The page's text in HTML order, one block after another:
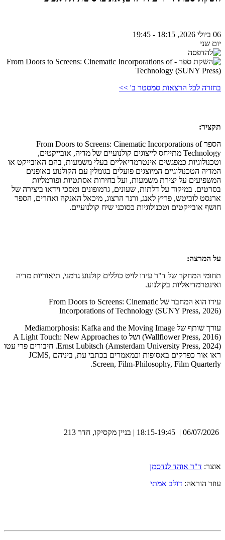
06 ביולי 2026, 18:15 - 19:45
יום שני
בחזרה לכל הרצאות סמסטר ב' >>
תקציר:
הספר From Doors to Screens: Cinematic Incorporations of
Technology מתייחס לייצוגים קולנועיים של מדיה, אובייקטים,
וטכנולוגיות כמפגשים אינטרמדיאליים בעלי משמעות, בהם האובייקט או
המדיה הטכנולוגיים המיוצגים פועלים בגומלין עם הקולנוע באופנים
המשפיעים על יצירת משמעות, ועל בחירות אסתטיות ופורמליות
בסרטים. במיקוד על דלתות, שעונים, גרמופונים ומסכי וידאו ביצירה של
ארנסט לוביטש, פריץ לאנג, ורנר הרצוג, מיכאל האנקה ואחרים, הספר
חושף אובייקטים וטכנולוגיות כסוכני שיח קולנועיים.
על המרצה:
תחומי המחקר של ד"ר עידו לויט כוללים קולנוע גרמני, תיאוריות מדיה
ואינטרמדיאליות בקולנוע.
עידו הוא המחבר של From Doors to Screens: Cinematic
Incorporations of Technology (SUNY Press, 2026)
עורך שותף של Mediamorphosis: Kafka and the Moving Image
(Wallflower Press, 2016) ושל A Light Touch: New Approaches to
Ernst Lubitsch (Amsterdam University Press, 2024). חיבורים פרי עטו
ראו אור כפרקים באסופות וכמאמרים בכתבי עת, ביניהם JCMS,
Screen, Film-Philosophy, Film Quarterly.
אוצר: ד"ר אוהד לנדסמן
עוזר הוראה: דולב אמתי